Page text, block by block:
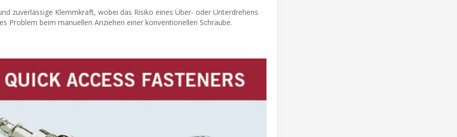
zuverlässige Klemmkraft, wobei das Risiko eines Über- oder Unterdrehens
Problem beim manuellen Anziehen einer konventionellen Schraube.